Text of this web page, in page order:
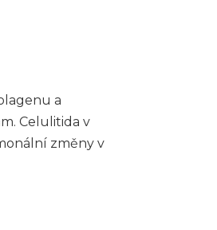
a
Celulitida v
změny v